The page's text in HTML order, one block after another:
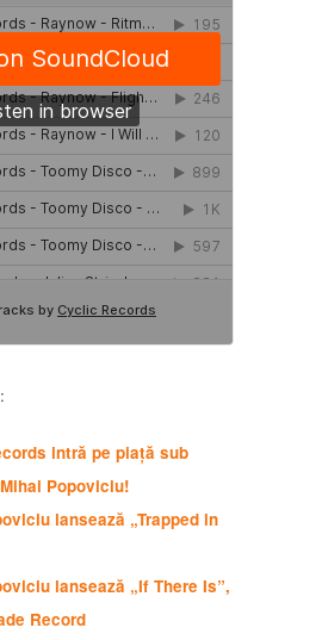
intră pe piață sub
Popoviciu!
lansează „Trapped in
lansează „If There Is”,
Record